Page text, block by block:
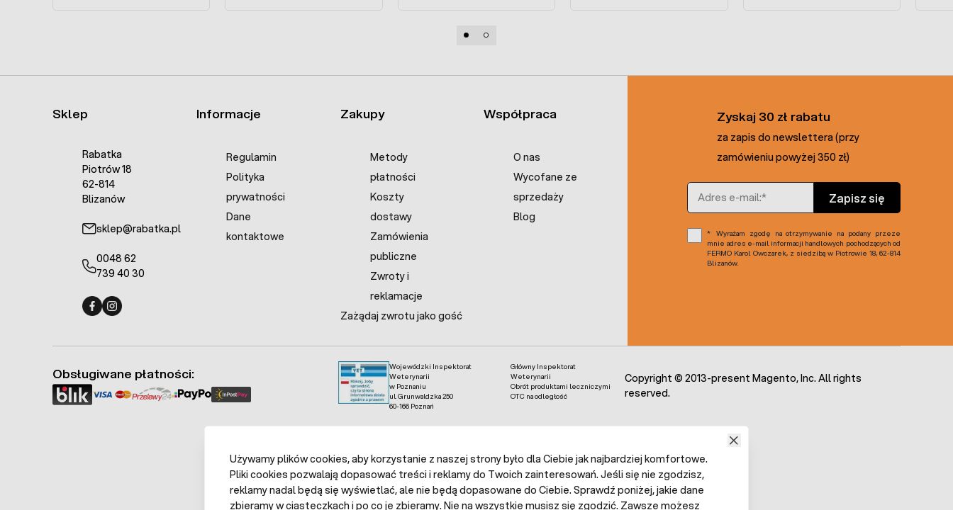
Sklep
Rabatka
Piotrów 18
62-814
Blizanów
sklep@rabatka.pl
0048 62
739 40 30
Informacje
Regulamin
Polityka
prywatności
Dane
kontaktowe
Zakupy
Metody
płatności
Koszty
dostawy
Zamówienia
publiczne
Zwroty i
reklamacje
Zażądaj zwrotu jako gość
Współpraca
O nas
Wycofane ze
sprzedaży
Blog
Zyskaj 30 zł rabatu
za zapis do newslettera (przy
zamówieniu powyżej 350 zł)
Adres e-mail
Zapisz się
Wyrażam zgodę na otrzymywanie na podany przeze
mnie adres e-mail informacji handlowych pochodzących od
FERMO Karol Owczarek, z siedzibą w Piotrowie 18, 62-814
Blizanów.
Wojewódzki Inspektorat
Weterynarii
w Poznaniu
ul. Grunwaldzka 250
60-166 Poznań
Główny Inspektorat
Weterynarii
Obrót produktami leczniczymi
OTC na odległość
Obsługiwane płatności:
Copyright © 2013-present Magento, Inc. All rights
reserved.
Używamy plików cookies, aby korzystanie z naszej strony było dla Ciebie jak najbardziej komfortowe.
Pliki cookies pozwalają dopasować treści i reklamy do Twoich zainteresowań. Jeśli się nie zgodzisz,
reklamy nadal będą się wyświetlać, ale nie będą dopasowane do Ciebie. Sprawdź poniżej, jakie dane
zbieramy w ciasteczkach i po co je zbieramy. Nie na wszystkie musisz się zgodzić. Zawsze możesz